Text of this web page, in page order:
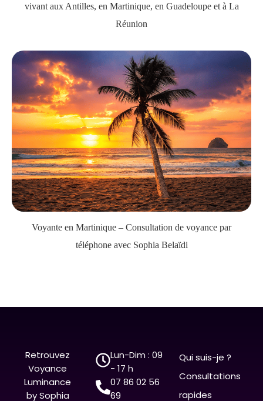
vivant aux Antilles, en Martinique, en Guadeloupe et à La
Réunion
Voyante en Martinique – Consultation de voyance par
téléphone avec Sophia Belaïdi
Retrouvez
Voyance
Luminance
by Sophia
Lun-Dim : 09
- 17 h
07 86 02 56
69
Qui suis-je ?
Consultations
rapides